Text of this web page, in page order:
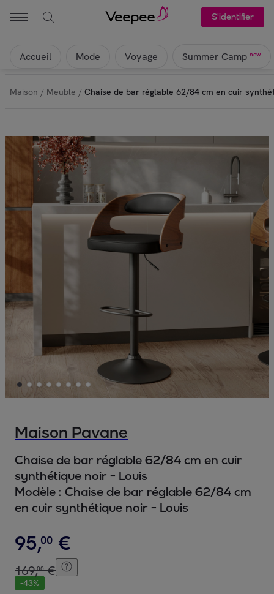
S'identifier
Accueil Mode Voyage Summer Camp new
Maison / Meuble / Chaise de bar réglable 62/84 cm en cuir
Maison Pavane
Chaise de bar réglable 62/84 cm en cuir
synthétique noir - Louis
Modèle : Chaise de bar réglable 62/84 cm
en cuir synthétique noir - Louis
95,00 €
169,00 €
-43%